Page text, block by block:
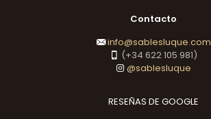
Contacto
info@sablesluque.com
(+34 622 105 981)
@sablesluque
RESEÑAS DE GOOGLE